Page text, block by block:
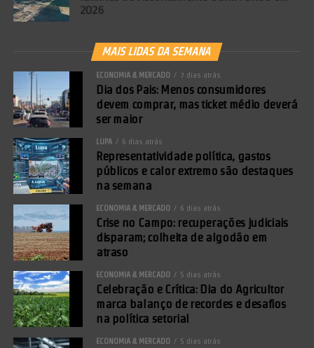
2026
MAIS LIDAS DA SEMANA
ECONOMIA & MERCADO 7 dias atrás
Dia dos Pais: Menos consumidores
devem comprar, mas ticket médio deverá
ser maior
LUPA 6 dias atrás
Representatividade política, gastos
públicos e calor extremo são destaques
na semana
ECONOMIA & MERCADO 6 dias atrás
Crise no Campo: recuperações judiciais
disparam; colheita de algodão em
atraso
ECONOMIA & MERCADO 5 dias atrás
Celebração e Crítica: Dia do Agricultor
marca balanço de recordes e desafios
na política setorial
ECONOMIA & MERCADO 5 dias atrás